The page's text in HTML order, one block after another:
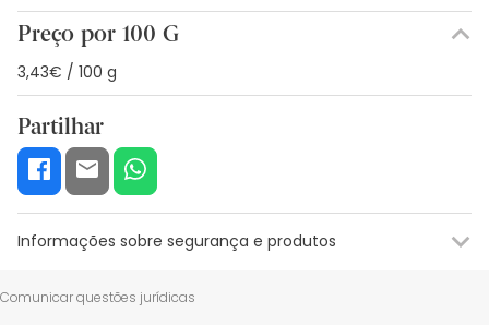
Preço por 100 G
3,43€ / 100 g
Partilhar
Informações sobre segurança e produtos
Recursos de segurança visual
Comunicar questões jurídicas